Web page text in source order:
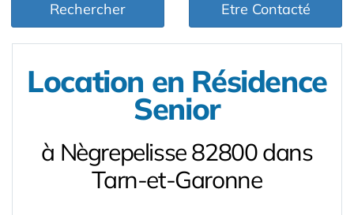
Rechercher Etre Contacté
Location en Résidence
Senior
à Nègrepelisse 82800 dans
Tarn-et-Garonne